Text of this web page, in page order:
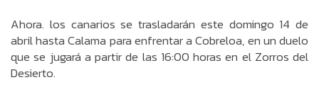
Ahora. los canarios se trasladarán este domingo 14 de
abril hasta Calama para enfrentar a Cobreloa, en un duelo
que se jugará a partir de las 16:00 horas en el Zorros del
Desierto.